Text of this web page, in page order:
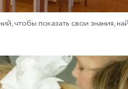
чтобы показать свои знания,